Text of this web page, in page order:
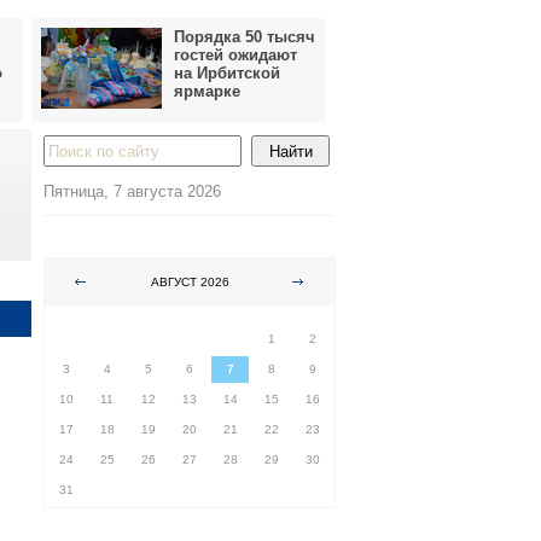
Порядка 50 тысяч
гостей ожидают
на Ирбитской
ярмарке
Пятница, 7 августа 2026
АВГУСТ 2026
1
2
3 4 5 6 7 8 9
10 11 12 13 14 15 16
17 18 19 20 21 22 23
24 25 26 27 28 29 30
31